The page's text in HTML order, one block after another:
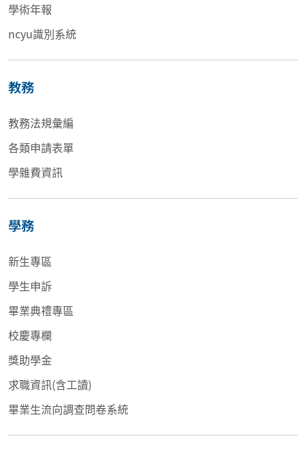
學術年報
ncyu識別系統
教務
教務法規彙編
各類申請表單
學雜費資訊
學務
新生專區
學生申訴
畢業典禮專區
校慶專欄
獎助學金
求職資訊(含工讀)
畢業生流向調查問卷系統